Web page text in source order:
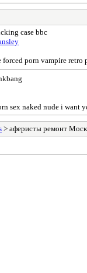
case bbc
porn vampire
sex naked nude i
> аферисты ремонт